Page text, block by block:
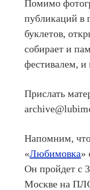
Помимо
публикаций в
буклетов,
собирает и
фестивалем, и
Прислать
Напомним, что
«Любимовка»
Он пройдет с
Москве на